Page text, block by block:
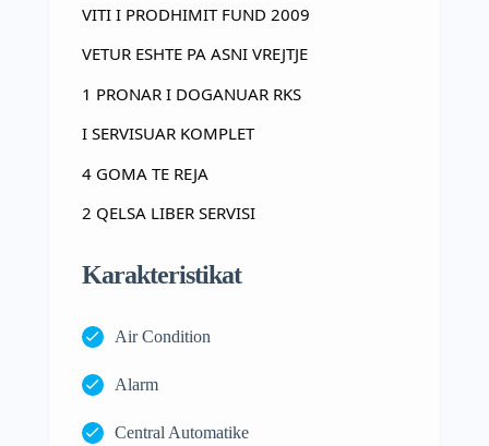
VITI I PRODHIMIT FUND 2009
VETUR ESHTE PA ASNI VREJTJE
1 PRONAR I DOGANUAR RKS
I SERVISUAR KOMPLET
4 GOMA TE REJA
2 QELSA LIBER SERVISI
Karakteristikat
Air Condition
Alarm
Central Automatike